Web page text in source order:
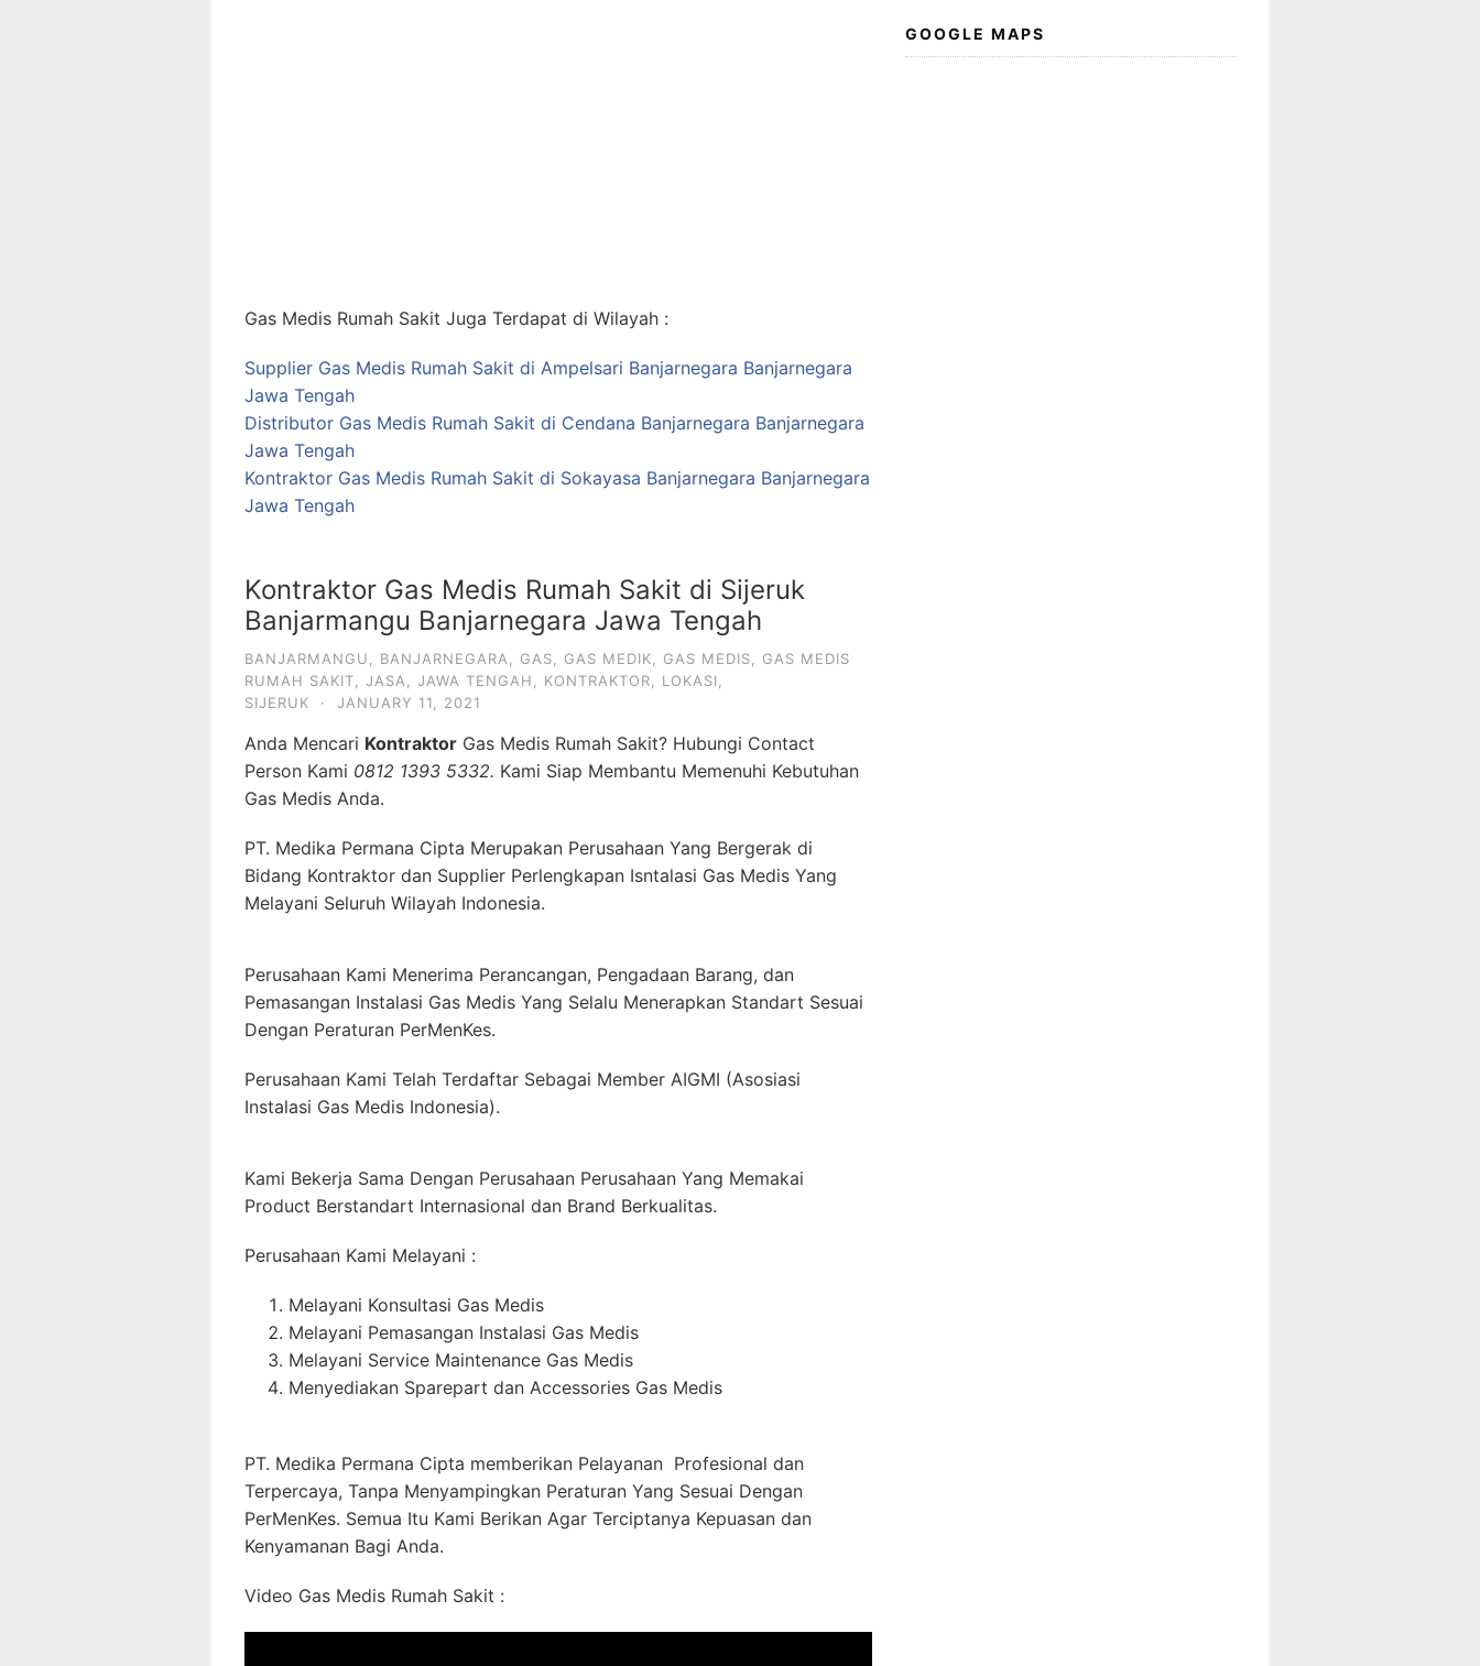
Gas Medis Rumah Sakit Juga Terdapat di Wilayah :
Supplier Gas Medis Rumah Sakit di Ampelsari Banjarnegara Banjarnegara
Jawa Tengah
Distributor Gas Medis Rumah Sakit di Cendana Banjarnegara Banjarnegara
Jawa Tengah
Kontraktor Gas Medis Rumah Sakit di Sokayasa Banjarnegara Banjarnegara
Jawa Tengah
Kontraktor Gas Medis Rumah Sakit di Sijeruk
Banjarmangu Banjarnegara Jawa Tengah
BANJARMANGU BANJARNEGARA GAS GAS MEDIK GAS MEDIS
GAS MEDIS
RUMAH SAKIT
JASA JAWA TENGAH KONTRAKTOR LOKASI
SIJERUK
· JANUARY 11, 2021
Anda Mencari Kontraktor Gas Medis Rumah Sakit? Hubungi Contact
Person Kami 0812 1393 5332. Kami Siap Membantu Memenuhi Kebutuhan
Gas Medis Anda.
PT. Medika Permana Cipta Merupakan Perusahaan Yang Bergerak di
Bidang Kontraktor dan Supplier Perlengkapan Isntalasi Gas Medis Yang
Melayani Seluruh Wilayah Indonesia.
Perusahaan Kami Menerima Perancangan, Pengadaan Barang, dan
Pemasangan Instalasi Gas Medis Yang Selalu Menerapkan Standart Sesuai
Dengan Peraturan PerMenKes.
Perusahaan Kami Telah Terdaftar Sebagai Member AIGMI (Asosiasi
Instalasi Gas Medis Indonesia).
Kami Bekerja Sama Dengan Perusahaan Perusahaan Yang Memakai
Product Berstandart Internasional dan Brand Berkualitas.
Perusahaan Kami Melayani :
Melayani Konsultasi Gas Medis
Melayani Pemasangan Instalasi Gas Medis
Melayani Service Maintenance Gas Medis
Menyediakan Sparepart dan Accessories Gas Medis
PT. Medika Permana Cipta memberikan Pelayanan Profesional dan
Terpercaya, Tanpa Menyampingkan Peraturan Yang Sesuai Dengan
PerMenKes. Semua Itu Kami Berikan Agar Terciptanya Kepuasan dan
Kenyamanan Bagi Anda.
Video Gas Medis Rumah Sakit :
GOOGLE MAPS